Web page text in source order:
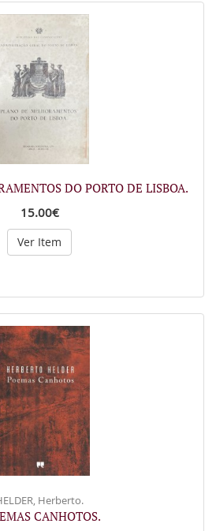
DO PORTO DE LISBOA.
15.00€
Ver Item
Herberto.
CANHOTOS.